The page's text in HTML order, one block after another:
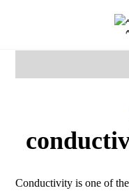
Conductivity is one of